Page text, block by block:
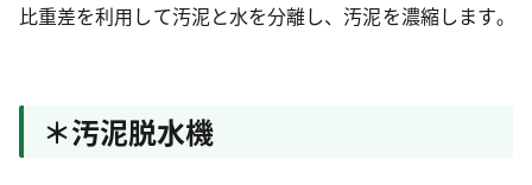
比重差を利用して汚泥と水を分離し、汚泥を濃縮します｡
＊汚泥脱水機